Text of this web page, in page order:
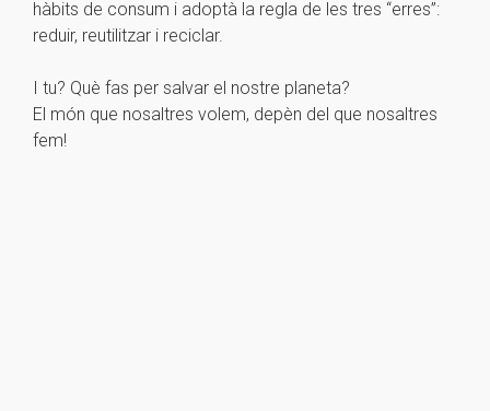
hàbits de consum i adoptà la regla de les tres “erres”:
reduir, reutilitzar i reciclar.
I tu? Què fas per salvar el nostre planeta?
El món que nosaltres volem, depèn del que nosaltres
fem!